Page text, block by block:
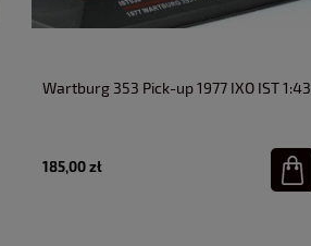
Wartburg 353 Pick-up 1977 IXO IST 1:43
185,00 zł